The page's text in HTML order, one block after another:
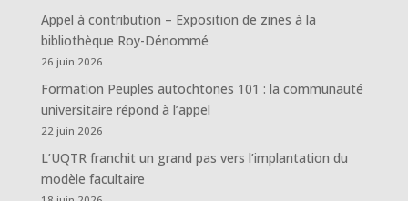
Appel à contribution – Exposition de zines à la
bibliothèque Roy-Dénommé
26 juin 2026
Formation Peuples autochtones 101 : la communauté
universitaire répond à l’appel
22 juin 2026
L’UQTR franchit un grand pas vers l’implantation du
modèle facultaire